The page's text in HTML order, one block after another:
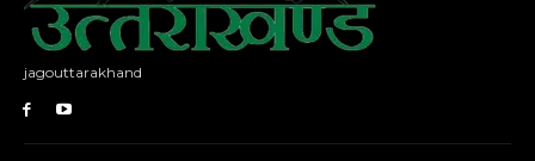
jagouttarakhand